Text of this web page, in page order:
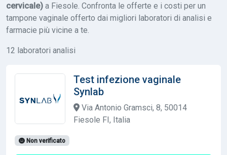
cervicale) a Fiesole. Confronta le offerte e i costi per un
tampone vaginale offerto dai migliori laboratori di analisi e
farmacie più vicine a te.
12 laboratori analisi
Test infezione vaginale
Synlab
Via Antonio Gramsci, 8, 50014
Fiesole FI, Italia
Non verificato